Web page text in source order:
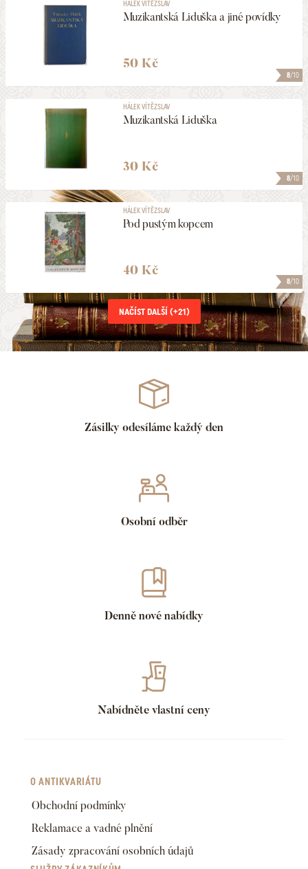
8/10
HÁLEK VÍTĚZSLAV
Muzikantská Liduška a jiné povídky
50 Kč
8/10
HÁLEK VÍTĚZSLAV
Muzikantská Liduška
30 Kč
8/10
HÁLEK VÍTĚZSLAV
Pod pustým kopcem
40 Kč
NAČÍST DALŠÍ (+21)
Zásilky odesíláme každý den
Osobní odběr
Denně nové nabídky
Nabídněte vlastní ceny
O ANTIKVARIÁTU
Obchodní podmínky
Reklamace a vadné plnění
Zásady zpracování osobních údajů